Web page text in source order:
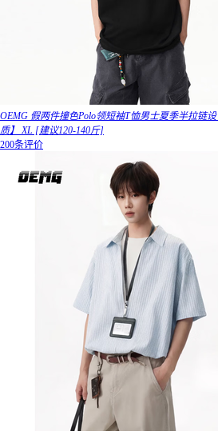
OEMG 假两件撞色Polo领短袖T恤男士夏季半拉链
质】 XL [建议120-140斤]
200条评价